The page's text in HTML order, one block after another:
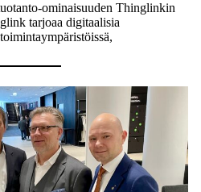
ominaisuuden Thinglinkin
tarjoaa digitaalisia